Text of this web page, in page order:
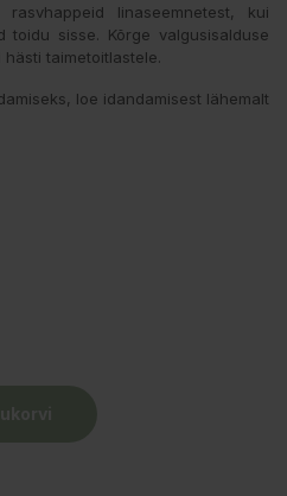
rasvhappeid linaseemnetest, kui
sisse. Kõrge valgusisalduse
taimetoitlastele.
loe idandamisest lähemalt